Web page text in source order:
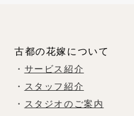
古都の花嫁について
・ サービス紹介
・ スタッフ紹介
・ スタジオのご案内